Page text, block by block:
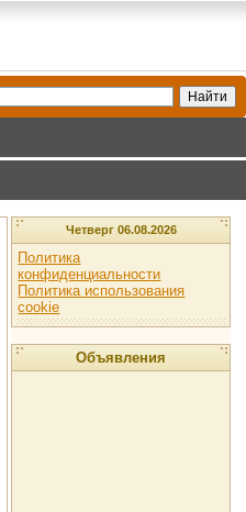
Четверг 06.08.2026
Политика
конфиденциальности
Политика использования
cookie
Объявления